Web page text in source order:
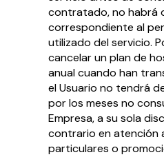
contratado, no habrá
correspondiente al
utilizado del servicio.
cancelar un plan de
anual cuando han
el Usuario no tendrá
por los meses no
Empresa, a su sola
contrario en atención
particulares o